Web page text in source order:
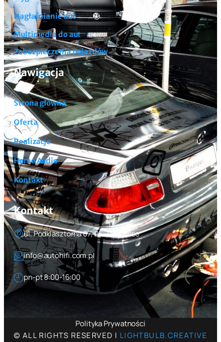
Nagłaśnianie aut
Multimedia do aut
Zabezpieczenia pojazdów
Nawigacja
Strona główna
Oferta
Realizacje
Home Audio
Kontakt
Kontakt
ul. Podklasztorna 67, 25-714 Kielce
info@autohifi.com.pl
pn-pt 8:00-16:00
Polityka Prywatności
© ALL RIGHTS RESERVED | LIGHTBULB.CREATIVE